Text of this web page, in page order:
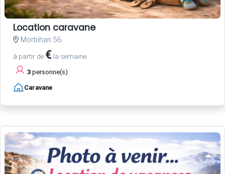
Location caravane
Morbihan 56
à partir de € la semaine
3 personne(s)
Caravane